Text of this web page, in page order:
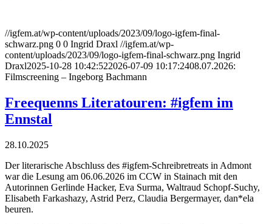
//igfem.at/wp-content/uploads/2023/09/logo-igfem-final-
schwarz.png 0 0 Ingrid Draxl //igfem.at/wp-
content/uploads/2023/09/logo-igfem-final-schwarz.png Ingrid
Draxl2025-10-28 10:42:522026-07-09 10:17:2408.07.2026:
Filmscreening – Ingeborg Bachmann
Freequenns Literatouren: #igfem im
Ennstal
28.10.2025
Der literarische Abschluss des #igfem-Schreibretreats in Admont
war die Lesung am 06.06.2026 im CCW in Stainach mit den
Autorinnen Gerlinde Hacker, Eva Surma, Waltraud Schopf-Suchy,
Elisabeth Farkashazy, Astrid Perz, Claudia Bergermayer, dan*ela
beuren.